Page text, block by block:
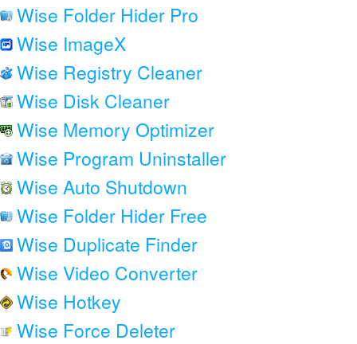
Wise Folder Hider Pro
Wise ImageX
Wise Registry Cleaner
Wise Disk Cleaner
Wise Memory Optimizer
Wise Program Uninstaller
Wise Auto Shutdown
Wise Folder Hider Free
Wise Duplicate Finder
Wise Video Converter
Wise Hotkey
Wise Force Deleter